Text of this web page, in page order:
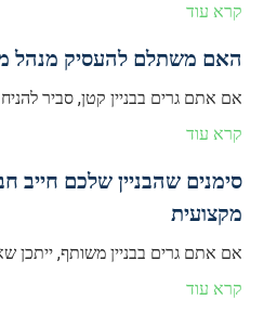
קרא עוד
האם משתלם להעסיק מנהל
אם אתם גרים בבניין קטן, סביר
קרא עוד
סימנים שהבניין שלכם חייב
מקצועית
אם אתם גרים בבניין משותף, ייתכן
קרא עוד